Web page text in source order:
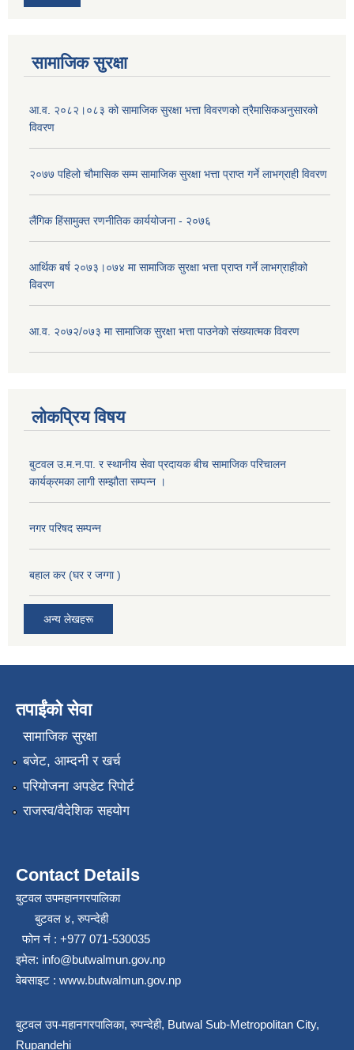
सामाजिक सुरक्षा
आ.व. २०८२।०८३ को सामाजिक सुरक्षा भत्ता विवरणको त्रैमासिकअनुसारको
विवरण
२०७७ पहिलो चौमासिक सम्म सामाजिक सुरक्षा भत्ता प्राप्त गर्ने लाभग्राही विवरण
लैंगिक हिंसामुक्त रणनीतिक कार्ययोजना - २०७६
आर्थिक बर्ष २०७३।०७४ मा सामाजिक सुरक्षा भत्ता प्राप्त गर्ने लाभग्राहीको
विवरण
आ.व. २०७२/०७३ मा सामाजिक सुरक्षा भत्ता पाउनेको संख्यात्मक विवरण
लोकप्रिय विषय
बुटवल उ.म.न.पा. र स्थानीय सेवा प्रदायक बीच सामाजिक परिचालन
कार्यक्रमका लागी सम्झौता सम्पन्न ।
नगर परिषद सम्पन्न
बहाल कर (घर र जग्गा )
अन्य लेखहरू
तपाईंको सेवा
सामाजिक सुरक्षा
बजेट, आम्दनी र खर्च
परियोजना अपडेट रिपोर्ट
राजस्व/वैदेशिक सहयोग
Contact Details
बुटवल उपमहानगरपालिका
बुटवल ४, रुपन्देही
फोन नं : +977 071-530035
इमेल: info@butwalmun.gov.np
वेबसाइट : www.butwalmun.gov.np
बुटवल उप-महानगरपालिका, रुपन्देही, Butwal Sub-Metropolitan City,
Rupandehi